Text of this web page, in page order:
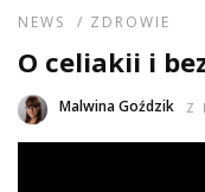
NEWS / ZDROWIE
O celiakii i
Malwina Goździk Z